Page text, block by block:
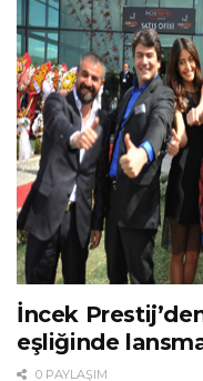
İncek Prestij’den
eşliğinde
0 PAYLAŞIM